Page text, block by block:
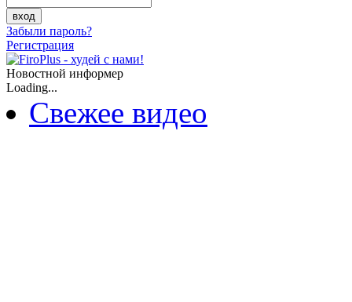
Забыли пароль?
Регистрация
Новостной информер
Loading...
Свежее видео